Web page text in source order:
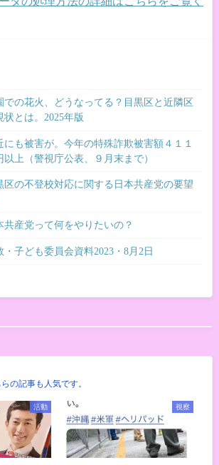
での花火、どうなってる？目黒区と近隣区
状とは。2025年版
にも被害が。今年の特殊詐欺被害額４１１
以上（警視庁公表、９月末まで）
区の不登校対応に関する日本共産党の要望
共産党って何をやりたいの？
・子ども委員会資料2023・8月2日
の記事も人気です。
活動 視察